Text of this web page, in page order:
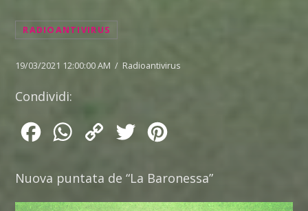
RADIOANTIVIRUS
19/03/2021 12:00:00 AM / Radioantivirus
Condividi:
FacebookWhatsApp
Copy
Twitter
Nuova puntata de “La Baronessa”